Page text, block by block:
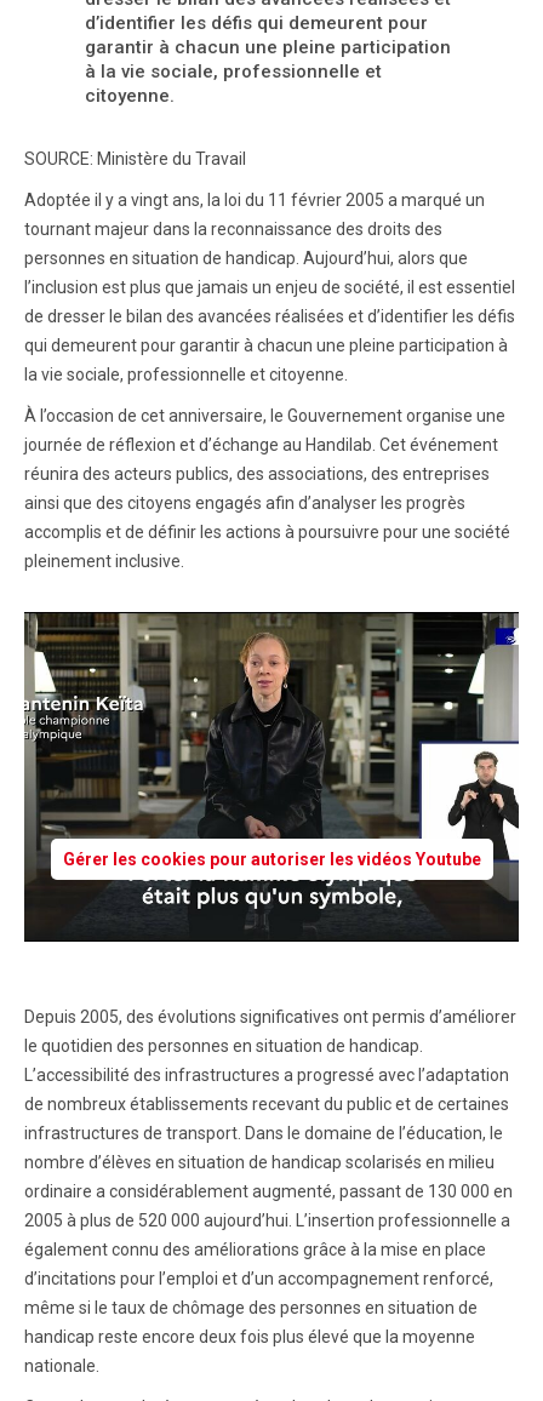
d’identifier les défis qui demeurent pour
garantir à chacun une pleine participation
à la vie sociale, professionnelle et
citoyenne.
SOURCE: Ministère du Travail
Adoptée il y a vingt ans, la loi du 11 février 2005 a marqué un
tournant majeur dans la reconnaissance des droits des
personnes en situation de handicap. Aujourd’hui, alors que
l’inclusion est plus que jamais un enjeu de société, il est essentiel
de dresser le bilan des avancées réalisées et d’identifier les défis
qui demeurent pour garantir à chacun une pleine participation à
la vie sociale, professionnelle et citoyenne.
À l’occasion de cet anniversaire, le Gouvernement organise une
journée de réflexion et d’échange au Handilab. Cet événement
réunira des acteurs publics, des associations, des entreprises
ainsi que des citoyens engagés afin d’analyser les progrès
accomplis et de définir les actions à poursuivre pour une société
pleinement inclusive.
Gérer les cookies pour autoriser les vidéos Youtube
Depuis 2005, des évolutions significatives ont permis d’améliorer
le quotidien des personnes en situation de handicap.
L’accessibilité des infrastructures a progressé avec l’adaptation
de nombreux établissements recevant du public et de certaines
infrastructures de transport. Dans le domaine de l’éducation, le
nombre d’élèves en situation de handicap scolarisés en milieu
ordinaire a considérablement augmenté, passant de 130 000 en
2005 à plus de 520 000 aujourd’hui. L’insertion professionnelle a
également connu des améliorations grâce à la mise en place
d’incitations pour l’emploi et d’un accompagnement renforcé,
même si le taux de chômage des personnes en situation de
handicap reste encore deux fois plus élevé que la moyenne
nationale.